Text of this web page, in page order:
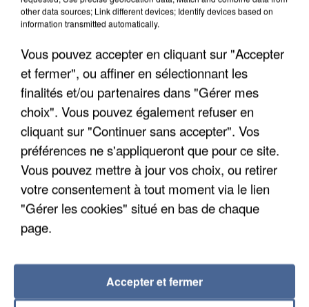
Un second cadre de la DZ Mafia interpellé en
Algérie
Un cofondateur du réseau avait été interpellé
quelques jours plus tôt.
other data sources; Link different devices; Identify devices based on
information transmitted automatically.
Vous pouvez accepter en cliquant sur "Accepter
et fermer", ou affiner en sélectionnant les
finalités et/ou partenaires dans "Gérer mes
choix". Vous pouvez également refuser en
cliquant sur "Continuer sans accepter". Vos
préférences ne s'appliqueront que pour ce site.
Vous pouvez mettre à jour vos choix, ou retirer
votre consentement à tout moment via le lien
"Gérer les cookies" situé en bas de chaque
page.
Accepter et fermer